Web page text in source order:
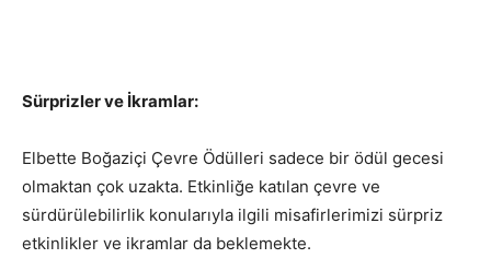
Sürprizler ve İkramlar:
Elbette Boğaziçi Çevre Ödülleri sadece bir ödül gecesi
olmaktan çok uzakta. Etkinliğe katılan çevre ve
sürdürülebilirlik konularıyla ilgili misafirlerimizi sürpriz
etkinlikler ve ikramlar da beklemekte.